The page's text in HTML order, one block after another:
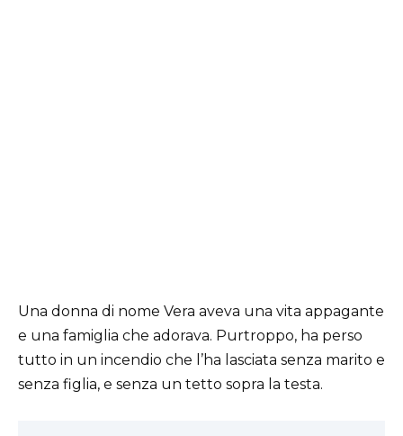
Una donna di nome Vera aveva una vita appagante
e una famiglia che adorava. Purtroppo, ha perso
tutto in un incendio che l’ha lasciata senza marito e
senza figlia, e senza un tetto sopra la testa.